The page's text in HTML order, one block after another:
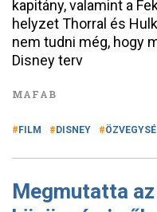
kapitány, valamint a
helyzet Thorral és
nem tudni még, hogy
Disney terv
MAFAB
FILM DISNEY
Megmutatta